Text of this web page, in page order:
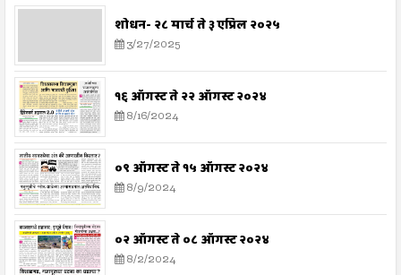
शोधन- २८ मार्च ते ३ एप्रिल २०२५
3/27/2025
१६ ऑगस्ट ते २२ ऑगस्ट २०२४
8/16/2024
०९ ऑगस्ट ते १५ ऑगस्ट २०२४
8/9/2024
०२ ऑगस्ट ते ०८ ऑगस्ट २०२४
8/2/2024